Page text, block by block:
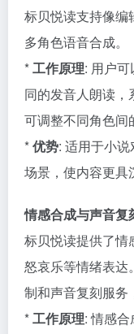
标贝悦读支持像编
多角色语音合成。
*工作原理: 用户
同的发音人朗读
可调整不同角色间
*优势: 适用于小
场景，使内容更具
情感合成与声音复
标贝悦读提供了情
怒哀乐等情绪表达
制和声音复刻服务
*工作原理: 情感